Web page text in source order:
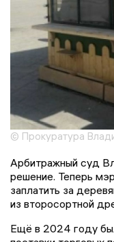
© Прокуратура
Арбитражный суд
решение. Теперь
заплатить за
из второсортной
Ещё в 2024 году